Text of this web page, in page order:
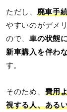
ただし、 廃車手
やすいのがデメ
ので、車の状態
新車購入を伴わ
す。
そのため、 費用
視する人、ある